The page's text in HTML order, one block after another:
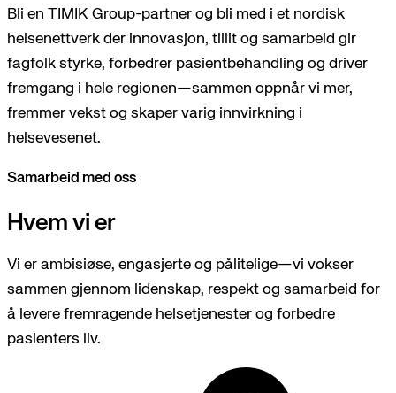
Bli en TIMIK Group-partner og bli med i et nordisk
helsenettverk der innovasjon, tillit og samarbeid gir
fagfolk styrke, forbedrer pasientbehandling og driver
fremgang i hele regionen—sammen oppnår vi mer,
fremmer vekst og skaper varig innvirkning i
helsevesenet.
Samarbeid med oss
Hvem vi er
Vi er ambisiøse, engasjerte og pålitelige—vi vokser
sammen gjennom lidenskap, respekt og samarbeid for
å levere fremragende helsetjenester og forbedre
pasienters liv.